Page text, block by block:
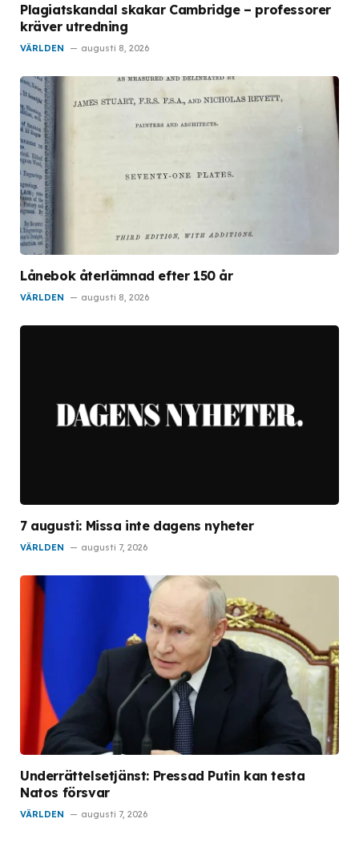
Plagiatskandal skakar Cambridge – professorer
kräver utredning
VÄRLDEN augusti 8, 2026
Lånebok återlämnad efter 150 år
VÄRLDEN augusti 8, 2026
7 augusti: Missa inte dagens nyheter
VÄRLDEN augusti 7, 2026
Underrättelsetjänst: Pressad Putin kan testa
Natos försvar
VÄRLDEN augusti 7, 2026